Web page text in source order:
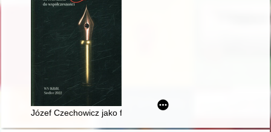
Józef Czechowicz jako fraszkopisarz